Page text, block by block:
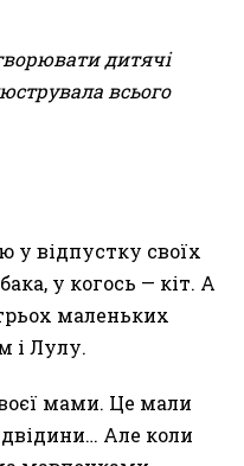
дитячі
всього
у відпустку своїх
у когось — кіт. А
маленьких
і Лулу.
мами. Це мали
Але коли